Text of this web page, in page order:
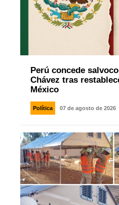
Perú concede
Chávez tras
México
Política 07 de agosto de 2026